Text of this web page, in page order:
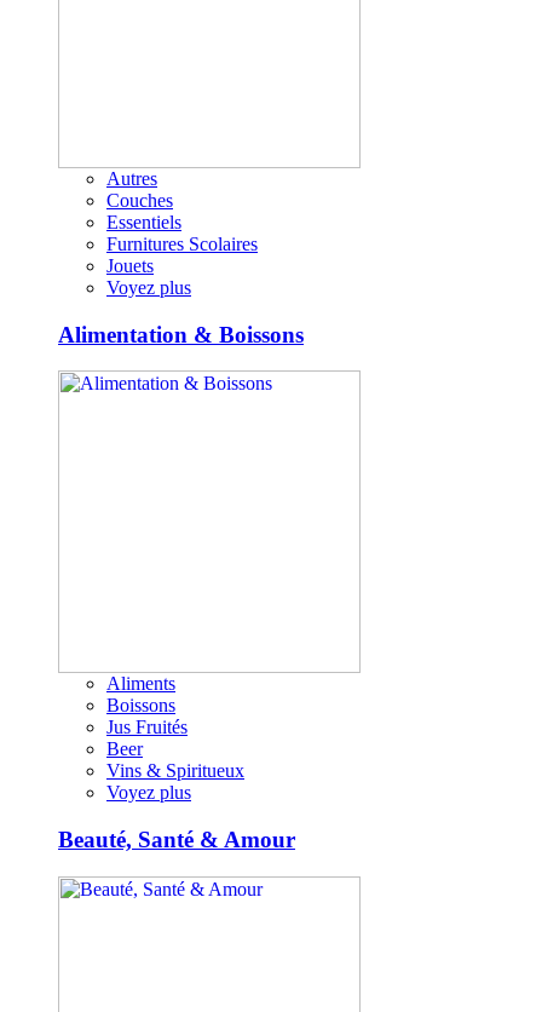
Autres
Couches
Essentiels
Furnitures Scolaires
Jouets
Voyez plus
Alimentation & Boissons
Aliments
Boissons
Jus Fruités
Beer
Vins & Spiritueux
Voyez plus
Beauté, Santé & Amour